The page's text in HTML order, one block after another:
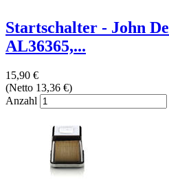
Startschalter - John
AL36365,...
15,90 €
(Netto 13,36 €)
Anzahl